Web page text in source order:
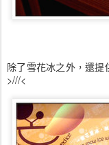
除了雪花冰之外，還
>///<